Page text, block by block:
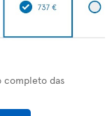
completo das